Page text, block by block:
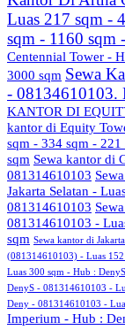
Luas 217 sqm -
sqm - 1160 sqm
Centennial Tower -
3000 sqm Sewa
- 08134610103.
KANTOR DI
kantor di Equity
sqm - 334 sqm -
sqm Sewa kantor di
081314610103
Jakarta Selatan -
081314610103
081314610103 -
sqm Sewa kantor di
(081314610103) - Luas
Luas 300 sqm - Hub :
DenyS - 081314610103 -
Deny - 081314610103 -
Imperium - Hub :